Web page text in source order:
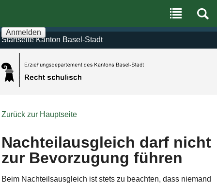
Startseite Kanton Basel-Stadt
Anmelden
|
Direkt
zur
Navigation
Zurück zur Hauptseite
Nachteilausgleich darf nicht
zur Bevorzugung führen
Beim Nachteilsausgleich ist stets zu beachten, dass niemand